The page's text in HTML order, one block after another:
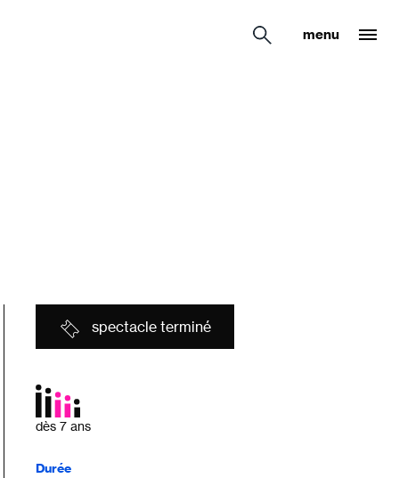
menu
spectacle terminé
dès 7 ans
Durée